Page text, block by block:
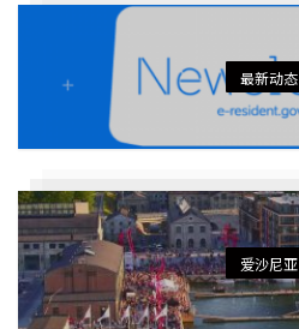
最新动态
爱沙尼亚